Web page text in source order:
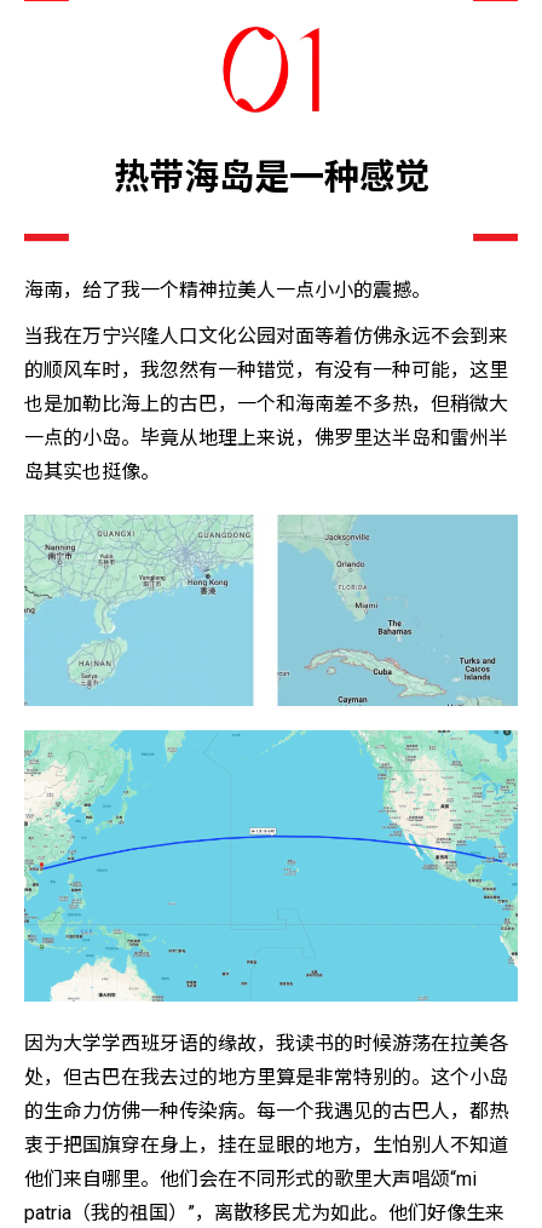
热带海岛是一种感觉
海南，给了我一个精神拉美人一点小小的震撼。
当我在万宁兴隆人口文化公园对面等着仿佛永远不会到来
的顺风车时，我忽然有一种错觉，有没有一种可能，这里
也是加勒比海上的古巴，一个和海南差不多热，但稍微大
一点的小岛。毕竟从地理上来说，佛罗里达半岛和雷州半
岛其实也挺像。
因为大学学西班牙语的缘故，我读书的时候游荡在拉美各
处，但古巴在我去过的地方里算是非常特别的。这个小岛
的生命力仿佛一种传染病。每一个我遇见的古巴人，都热
衷于把国旗穿在身上，挂在显眼的地方，生怕别人不知道
他们来自哪里。他们会在不同形式的歌里大声唱颂“mi
patria（我的祖国）”，离散移民尤为如此。他们好像生来